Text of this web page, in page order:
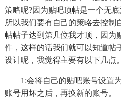
策略呢?因为贴吧顶帖是一个无
所以我们要有自己的策略去控制
帖帖子达到第几位我才顶，因为
件，这样的话我们就可以知道帖
设计呢，我觉得主要有以下几点
1:会将自己的贴吧账号设置为
账号用坏之后，再换新的账号。